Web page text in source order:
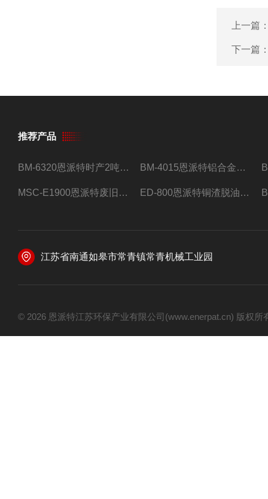
上一篇
下一篇
推荐产品
BM-6320恩派特时产2吨合金钢屑压饼机 BM-4015恩派特铝合金屑压饼机 脱油效果好
MSC-E1900恩派特废旧锂电池极片破碎处理设备 ED-800恩派特铜渣脱油机废铜屑铝屑甩油机
江苏省南通如皋市常青镇常青机械工业园
© 2026 恩派特江苏环保产业有限公司(www.enerpat.cn) 版权